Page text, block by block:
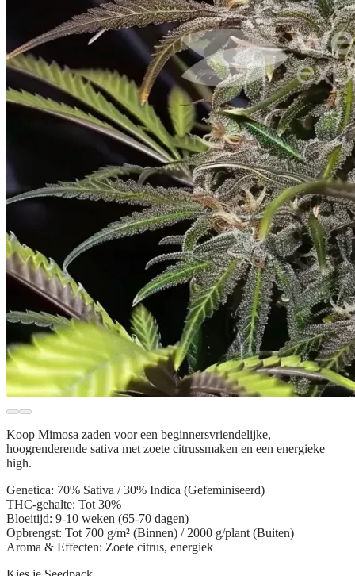
Koop Mimosa zaden voor een beginnersvriendelijke,
hoogrenderende sativa met zoete citrussmaken en een energieke
high.
Genetica: 70% Sativa / 30% Indica (Gefeminiseerd)
THC-gehalte: Tot 30%
Bloeitijd: 9-10 weken (65-70 dagen)
Opbrengst: Tot 700 g/m² (Binnen) / 2000 g/plant (Buiten)
Aroma & Effecten: Zoete citrus, energiek